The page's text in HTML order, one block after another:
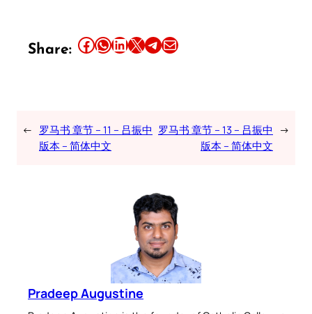
Share: Share this article on Facebook Share this article on WhatsApp Share this article on LinkedIn Share this article on X Share this article on TelegramEmail this Article
← 罗马书 章节 – 11 – 吕振中
版本 – 简体中文
罗马书 章节 – 13 – 吕振中
版本 – 简体中文
→
Pradeep Augustine